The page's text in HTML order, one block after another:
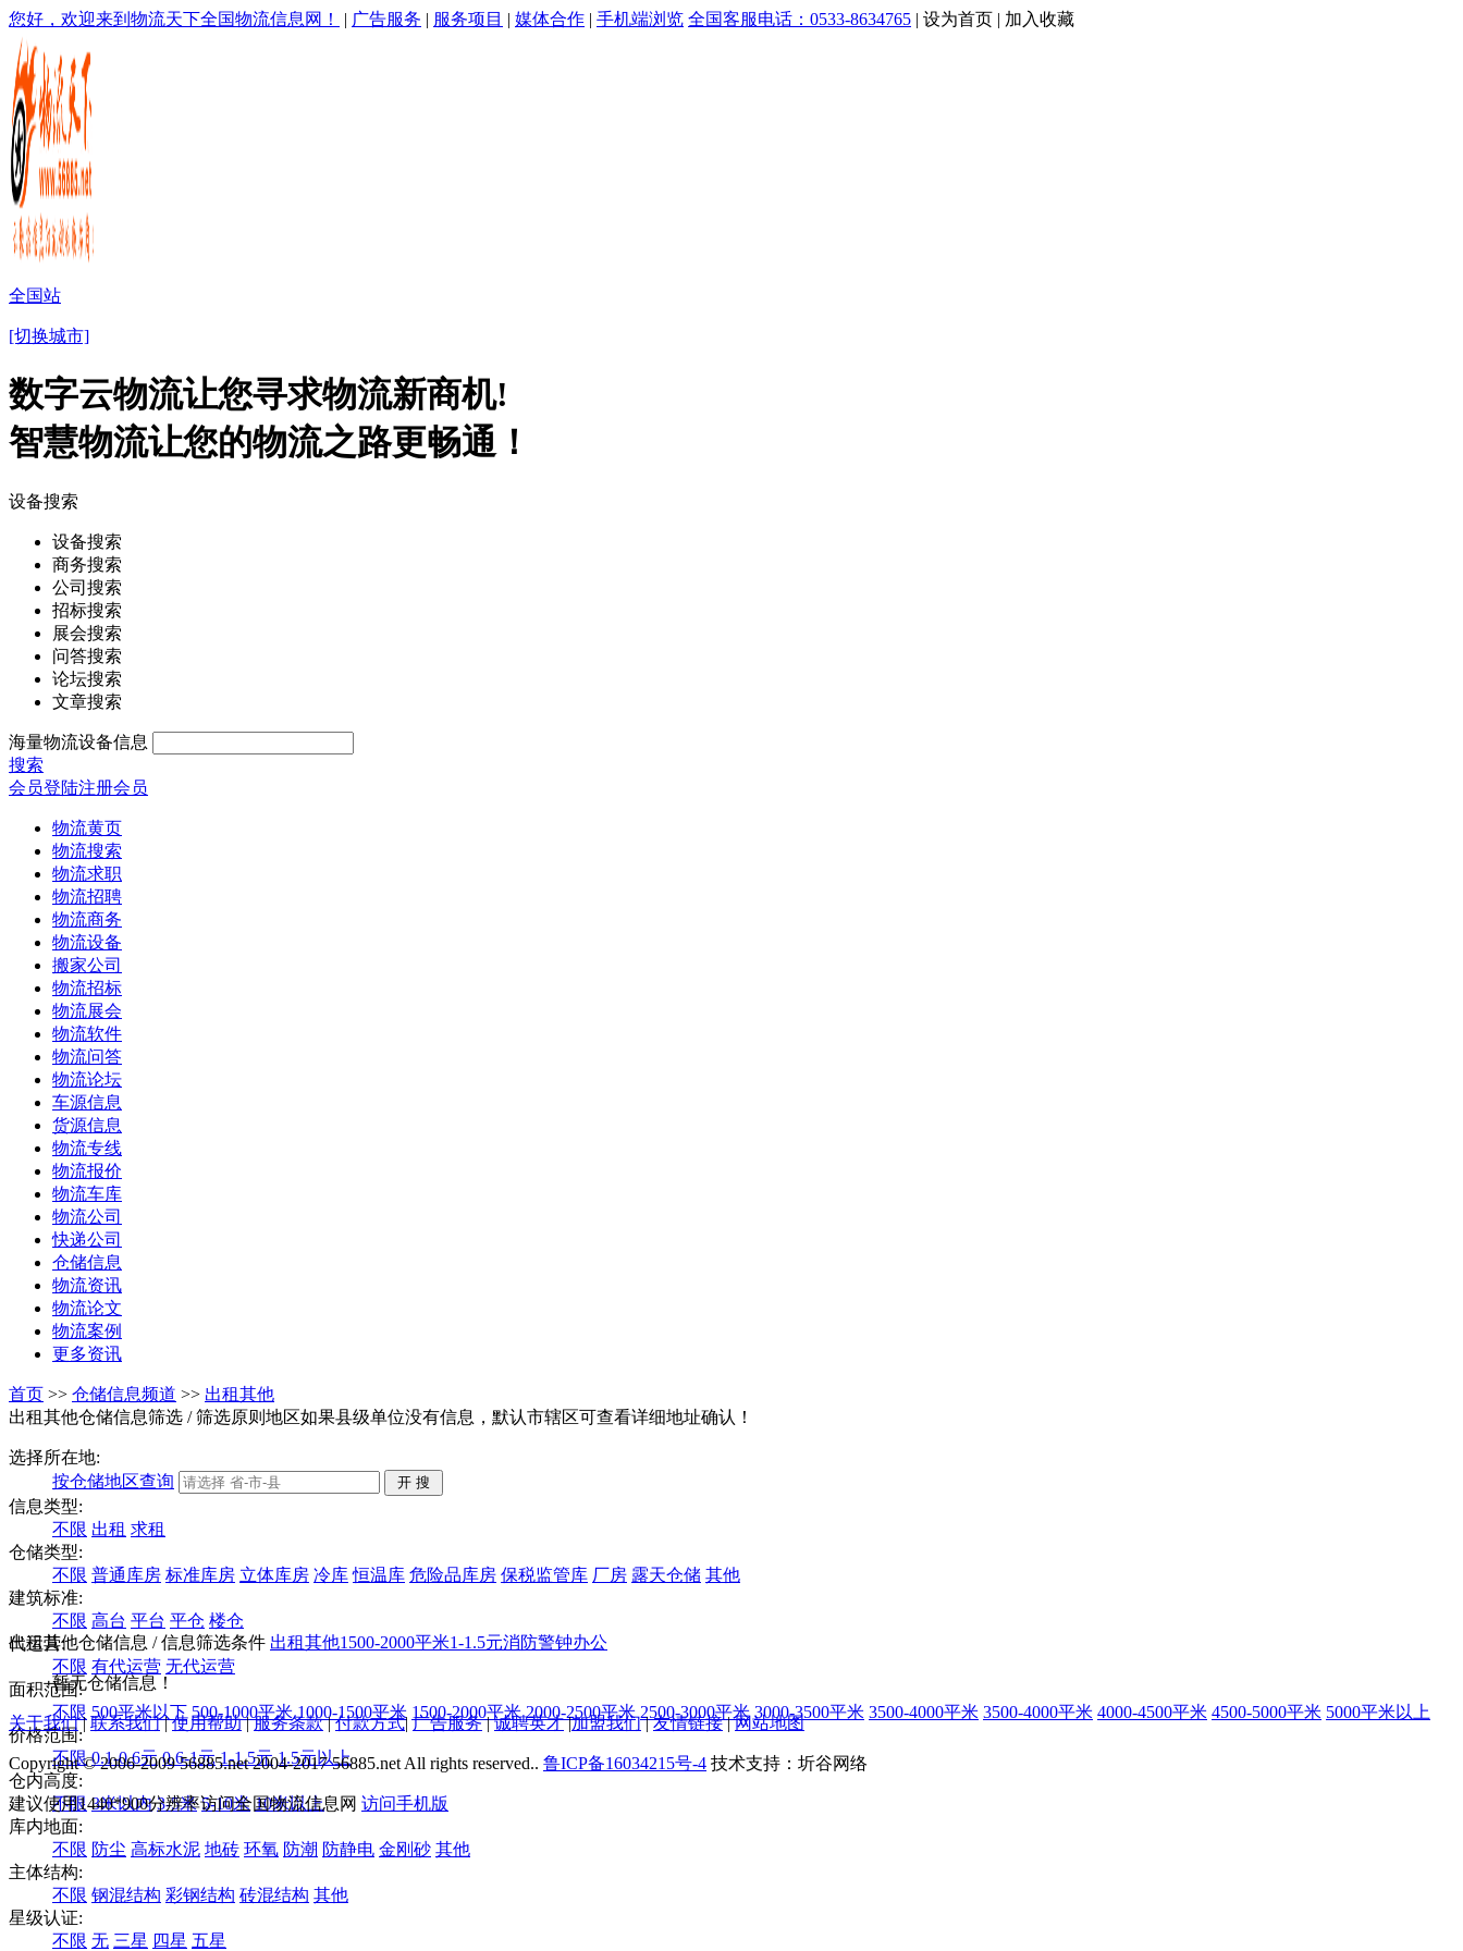
您好，欢迎来到物流天下全国物流信息网！ | 广告服务 | 服务项目 | 媒体合作 | 手机端浏览 全国客服电话：0533-8634765 | 设为首页 | 加入收藏
全国站
[切换城市]
数字云物流让您寻求物流新商机!
智慧物流让您的物流之路更畅通！
设备搜索
设备搜索
商务搜索
公司搜索
招标搜索
展会搜索
问答搜索
论坛搜索
文章搜索
海量物流设备信息
搜索
会员登陆注册会员
物流黄页
物流搜索
物流求职
物流招聘
物流商务
物流设备
搬家公司
物流招标
物流展会
物流软件
物流问答
物流论坛
车源信息
货源信息
物流专线
物流报价
物流车库
物流公司
快递公司
仓储信息
物流资讯
物流论文
物流案例
更多资讯
首页 >> 仓储信息频道 >> 出租其他
出租其他仓储信息筛选 / 筛选原则地区如果县级单位没有信息，默认市辖区可查看详细地址确认！
选择所在地:
按仓储地区查询
信息类型:
不限 出租 求租
仓储类型:
不限 普通库房 标准库房 立体库房 冷库 恒温库 危险品库房 保税监管库 厂房 露天仓储 其他
建筑标准:
不限 高台 平台 平仓 楼仓
代运营:
不限 有代运营 无代运营
面积范围:
不限 500平米以下 500-1000平米 1000-1500平米 1500-2000平米 2000-2500平米 2500-3000平米 3000-3500平米 3500-4000平米 3500-4000平米 4000-4500平米 4500-5000平米 5000平米以上
价格范围:
不限 0.1-0.6元 0.6-1元 1-1.5元 1.5元以上
仓内高度:
不限 3米以内 3-5米 5-10米 10米以上
库内地面:
不限 防尘 高标水泥 地砖 环氧 防潮 防静电 金刚砂 其他
主体结构:
不限 钢混结构 彩钢结构 砖混结构 其他
星级认证:
不限 无 三星 四星 五星
出租其他仓储信息 / 信息筛选条件 出租其他1500-2000平米1-1.5元消防警钟办公
暂无仓储信息！
关于我们|联系我们|使用帮助|服务条款|付款方式|广告服务|诚聘英才|加盟我们|友情链接|网站地图
Copyright © 2006-2009 56885.net 2004-2017 56885.net All rights reserved.. 鲁ICP备16034215号-4 技术支持：圻谷网络
建议使用1440*900分辨率访问全国物流信息网 访问手机版